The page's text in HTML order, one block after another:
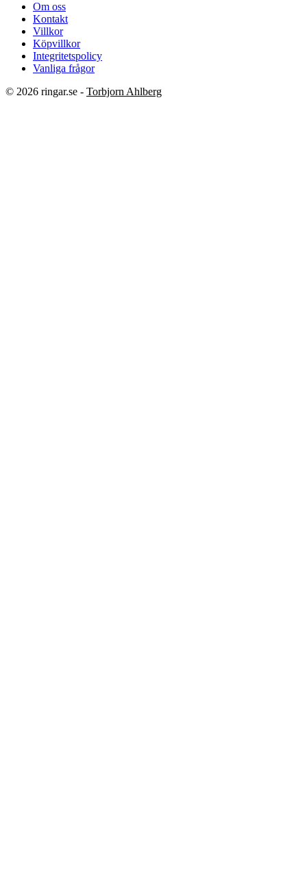
Om oss
Kontakt
Villkor
Köpvillkor
Integritetspolicy
Vanliga frågor
© 2026 ringar.se - Torbjorn Ahlberg